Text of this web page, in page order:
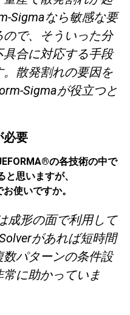
Sigmaなら敏感な要
で、そういった分
合に対応する手段
散発割れの要因を
Sigmaが役立つと
必要
の各技術の中で
思いますが、
使いですか。
形の面で利用して
があれば短時間
パターンの条件設
に助かっていま